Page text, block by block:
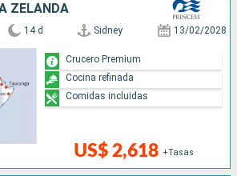
ZELANDA
14 d Sidney 13/02/2028
US$ 2,618 +Tasas
Crucero Premium
Cocina refinada
Comidas incluidas